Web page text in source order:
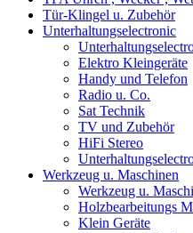
Tür-Klingel u. Zubehör
Unterhaltungselectronic
Elektro Kleingeräte
Handy und Telefon
Radio u. Co.
Sat Technik
TV und Zubehör
HiFi Stereo
Werkzeug u. Maschinen
Werkzeug u.
Holzbearbeitungs
Klein Geräte